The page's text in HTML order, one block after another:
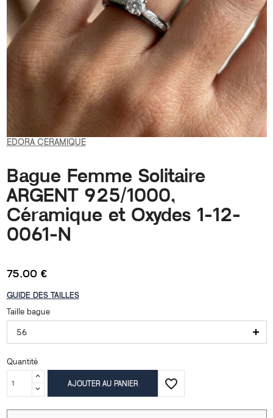
EDORA CERAMIQUE
Bague Femme Solitaire
ARGENT 925/1000,
Céramique et Oxydes 1-12-
0061-N
75,00 €
GUIDE DES TAILLES
Taille bague
56
Quantité
AJOUTER AU PANIER favorite_border